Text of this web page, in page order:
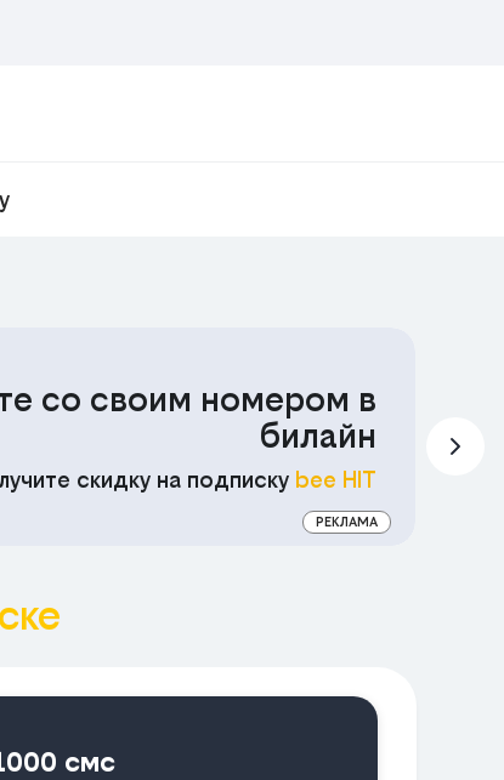
со своим номером в
билайн
скидку на подписку bee HIT
РЕКЛАМА
смс